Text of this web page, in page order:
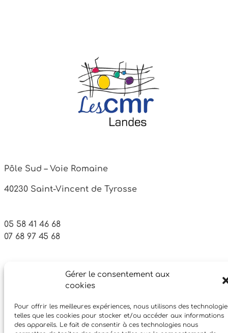
Gérer le consentement aux
cookies
Pour offrir les meilleures expériences, nous utilisons des
telles que les cookies pour stocker et/ou accéder aux informations
des appareils. Le fait de consentir à ces technologies nous
Pôle Sud – Voie Romaine
40230 Saint-Vincent de Tyrosse
05 58 41 46 68
07 68 97 45 68
Instagram